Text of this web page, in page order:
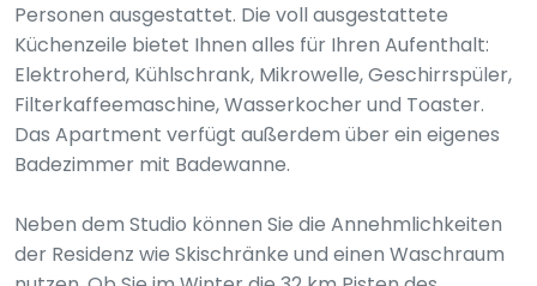
Personen ausgestattet. Die voll ausgestattete
Küchenzeile bietet Ihnen alles für Ihren Aufenthalt:
Elektroherd, Kühlschrank, Mikrowelle, Geschirrspüler,
Filterkaffeemaschine, Wasserkocher und Toaster.
Das Apartment verfügt außerdem über ein eigenes
Badezimmer mit Badewanne.
Neben dem Studio können Sie die Annehmlichkeiten
der Residenz wie Skischränke und einen Waschraum